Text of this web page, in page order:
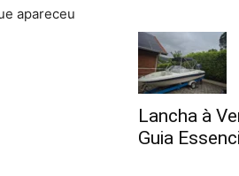
apareceu
Lancha à
Guia